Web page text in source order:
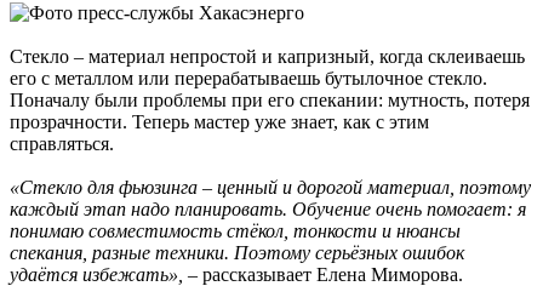
Стекло – материал непростой и капризный, когда склеиваешь
его с металлом или перерабатываешь бутылочное стекло.
Поначалу были проблемы при его спекании: мутность, потеря
прозрачности. Теперь мастер уже знает, как с этим
справляться.
«Стекло для фьюзинга – ценный и дорогой материал, поэтому
каждый этап надо планировать. Обучение очень помогает: я
понимаю совместимость стёкол, тонкости и нюансы
спекания, разные техники. Поэтому серьёзных ошибок
удаётся избежать», – рассказывает Елена Миморова.